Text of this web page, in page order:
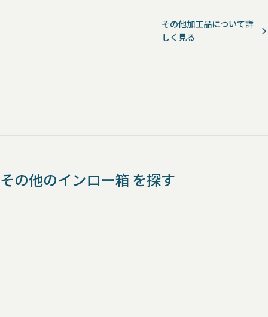
その他加工品について詳
しく見る
その他のインロー箱 を探す